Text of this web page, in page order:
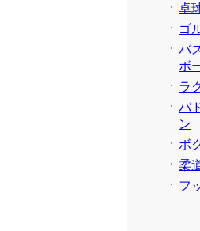
卓
ゴ
バ
ボ
ラ
バ
ン
ボ
柔
フ